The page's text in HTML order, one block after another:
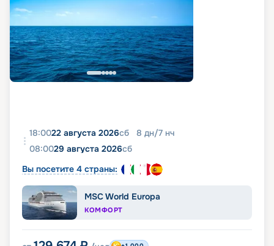
18:0022 августа 2026сб 8 дн/7 нч
08:0029 августа 2026сб
Вы посетите 4 страны:
MSC World Europa
КОМФОРТ